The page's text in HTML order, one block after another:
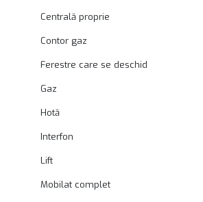
Centrală proprie
Contor gaz
Ferestre care se deschid
Gaz
Hotă
Interfon
Lift
Mobilat complet